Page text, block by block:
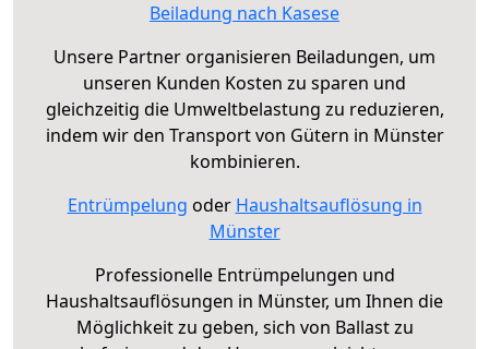
Beiladung nach Kasese
Unsere Partner organisieren Beiladungen, um
unseren Kunden Kosten zu sparen und
gleichzeitig die Umweltbelastung zu reduzieren,
indem wir den Transport von Gütern in Münster
kombinieren.
Entrümpelung oder Haushaltsauflösung in
Münster
Professionelle Entrümpelungen und
Haushaltsauflösungen in Münster, um Ihnen die
Möglichkeit zu geben, sich von Ballast zu